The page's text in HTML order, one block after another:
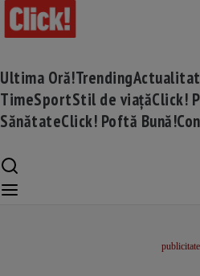
Ultima Oră!Trending
TimeSportStil de viațăClick!
SănătateClick! Poftă Bună!